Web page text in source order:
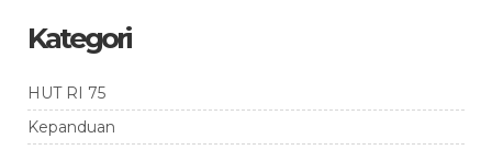
Kategori
HUT RI 75
Kepanduan